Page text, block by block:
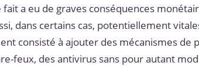
fait a eu de graves conséquences
dans certains cas, potentiellement
consisté à ajouter des mécanismes
feux, des antivirus sans pour autant